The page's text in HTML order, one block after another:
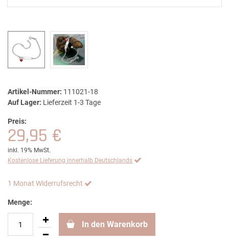
Artikel-Nummer: 111021-18
Auf Lager: Lieferzeit 1-3 Tage
Preis:
29,95 €
inkl. 19% MwSt.
Kostenlose Lieferung innerhalb Deutschlands
1 Monat Widerrufsrecht
Menge:
In den Warenkorb